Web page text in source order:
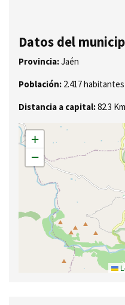
Datos del
Provincia:Jaén
Población: 2.417 habitantes
Distancia a capital:82.3 Km
+
−